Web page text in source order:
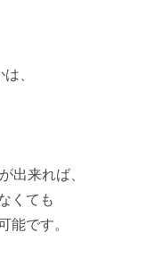
、
出来れば、
くても
能です。